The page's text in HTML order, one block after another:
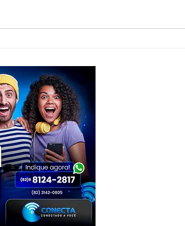
por comunidades rurais de Olho
d’Água das Flores